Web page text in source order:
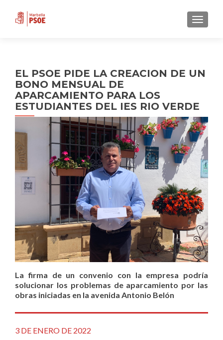
EL PSOE PIDE LA CREACION DE UN
BONO MENSUAL DE
APARCAMIENTO PARA LOS
ESTUDIANTES DEL IES RIO VERDE
La firma de un convenio con la empresa podría
solucionar los problemas de aparcamiento por las
obras iniciadas en la avenida Antonio Belón
3 DE ENERO DE 2022